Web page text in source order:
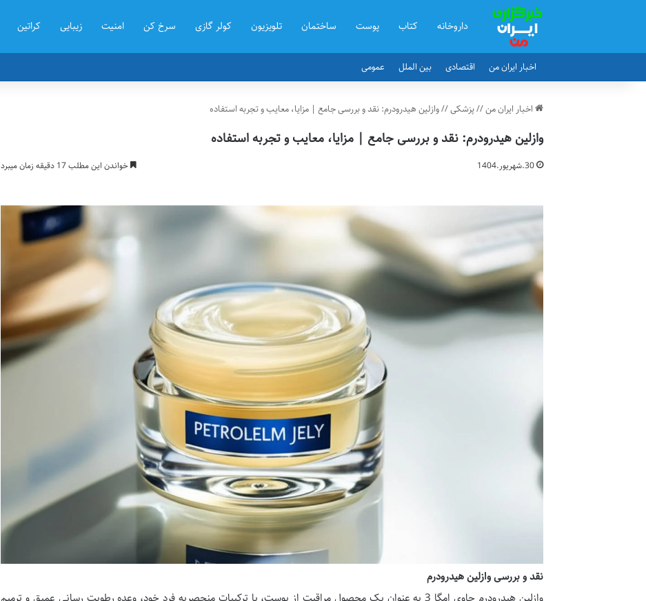
داروخانه کتاب پوست ساختمان تلویزیون کولر گازی سرخ کن امنیت زیبایی کراتین
اخبار ایران من اقتصادی بین الملل عمومی
اخبار ایران من//پزشکی//وازلین هیدرودرم: نقد و بررسی جامع | مزایا، معایب و تجربه استفاده
وازلین هیدرودرم: نقد و بررسی جامع | مزایا، معایب و تجربه استفاده
30.شهریور.1404 خواندن این مطلب 17 دقیقه زمان میبرد
نقد و بررسی وازلین هیدرودرم
وازلین هیدرودرم حاوی امگا 3 به عنوان یک محصول مراقبت از پوست، با ترکیبات منحصربه فرد خود، وعده رطوبت رسانی عمیق و ترمیم